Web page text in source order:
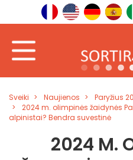
Sveiki Naujienos
Paryžius
2024 m. olimpinės žaidynės
alpinistai? Bendra suvestinė
2024 M.